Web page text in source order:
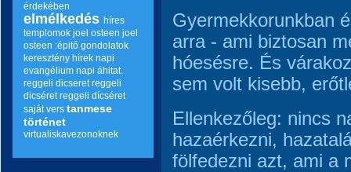
érdekében
elmélkedés híres
templomok joel osteen joel
osteen :épitő gondolatok
keresztény hírek napi
evangélium napi áhitat.
reggeli dicseret reggeli
dicséret reggeli dícséret
saját vers tanmese
történet
virtualiskavezonoknek
Gyermekkorunkban
arra - ami biztosan
hóesésre. És
sem volt kisebb,
Ellenkezőleg: nincs
hazaérkezni,
fölfedezni azt, ami a